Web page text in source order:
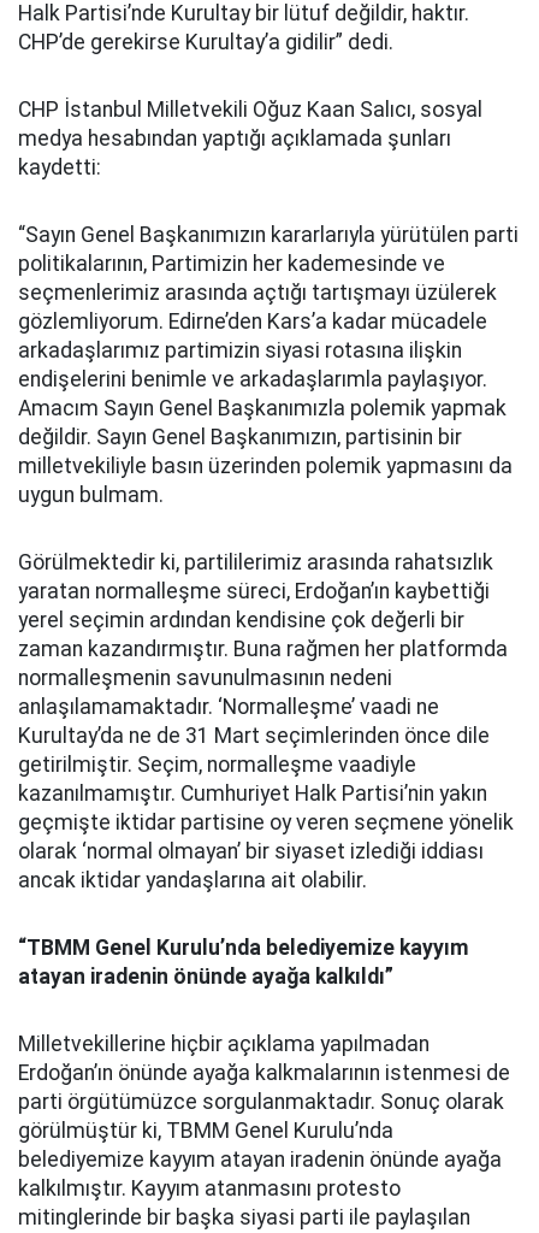
Halk Partisi’nde Kurultay bir lütuf değildir, haktır.
CHP’de gerekirse Kurultay’a gidilir” dedi.
CHP İstanbul Milletvekili Oğuz Kaan Salıcı, sosyal
medya hesabından yaptığı açıklamada şunları
kaydetti:
“Sayın Genel Başkanımızın kararlarıyla yürütülen parti
politikalarının, Partimizin her kademesinde ve
seçmenlerimiz arasında açtığı tartışmayı üzülerek
gözlemliyorum. Edirne’den Kars’a kadar mücadele
arkadaşlarımız partimizin siyasi rotasına ilişkin
endişelerini benimle ve arkadaşlarımla paylaşıyor.
Amacım Sayın Genel Başkanımızla polemik yapmak
değildir. Sayın Genel Başkanımızın, partisinin bir
milletvekiliyle basın üzerinden polemik yapmasını da
uygun bulmam.
Görülmektedir ki, partililerimiz arasında rahatsızlık
yaratan normalleşme süreci, Erdoğan’ın kaybettiği
yerel seçimin ardından kendisine çok değerli bir
zaman kazandırmıştır. Buna rağmen her platformda
normalleşmenin savunulmasının nedeni
anlaşılamamaktadır. ‘Normalleşme’ vaadi ne
Kurultay’da ne de 31 Mart seçimlerinden önce dile
getirilmiştir. Seçim, normalleşme vaadiyle
kazanılmamıştır. Cumhuriyet Halk Partisi’nin yakın
geçmişte iktidar partisine oy veren seçmene yönelik
olarak ‘normal olmayan’ bir siyaset izlediği iddiası
ancak iktidar yandaşlarına ait olabilir.
“TBMM Genel Kurulu’nda belediyemize kayyım
atayan iradenin önünde ayağa kalkıl dı”
Milletvekillerine hiçbir açıklama yapılmadan
Erdoğan’ın önünde ayağa kalkmalarının istenmesi de
parti örgütümüzce sorgulanmaktadır. Sonuç olarak
görülmüştür ki, TBMM Genel Kurulu’nda
belediyemize kayyım atayan iradenin önünde ayağa
kalkılmıştır. Kayyım atanmasını protesto
mitinglerinde bir başka siyasi parti ile paylaşılan